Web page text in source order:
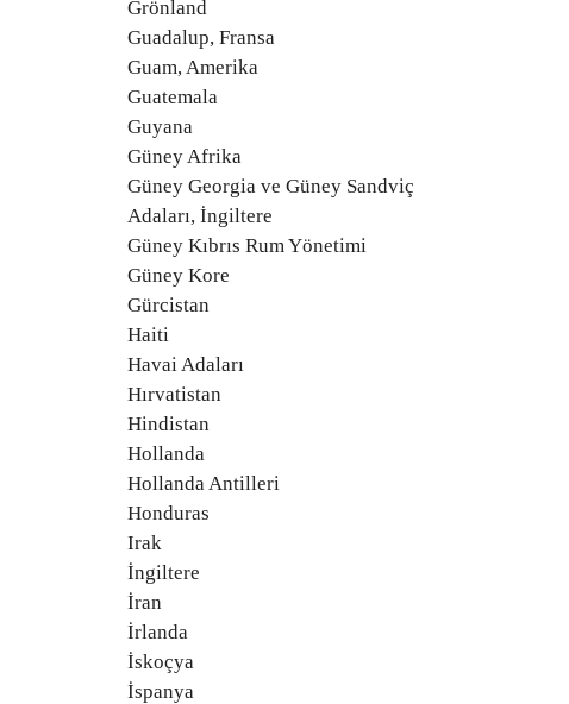
Grönland
Guadalup, Fransa
Guam, Amerika
Guatemala
Guyana
Güney Afrika
Güney Georgia ve Güney Sandviç
Adaları, İngiltere
Güney Kıbrıs Rum Yönetimi
Güney Kore
Gürcistan
Haiti
Havai Adaları
Hırvatistan
Hindistan
Hollanda
Hollanda Antilleri
Honduras
Irak
İngiltere
İran
İrlanda
İskoçya
İspanya